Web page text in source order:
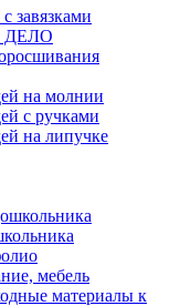
завязками
ДЕЛО
на молнии
с ручками
на липучке
мебель
материалы к